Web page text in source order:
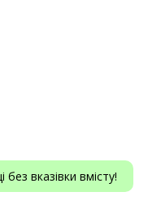
вказівки вмісту!